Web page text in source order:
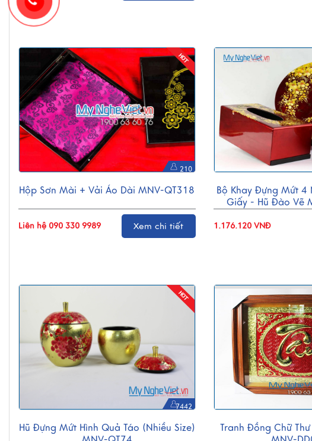
210
Hộp Sơn Mài + Vải Áo Dài MNV-QT318
Liên hệ 090 330 9989 Xem chi tiết
Bộ Khay Đựng Mứt 4
Giấy - Hũ Đào Vẽ
1.176.120 VNĐ
7442
Hũ Đựng Mứt Hình Quả Táo (nhiều Size)
Tranh Đồng Chữ